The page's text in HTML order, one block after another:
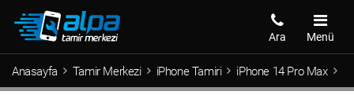
Menü
Ara
Anasayfa Tamir Merkezi iPhone Tamiri iPhone 14 Pro Max